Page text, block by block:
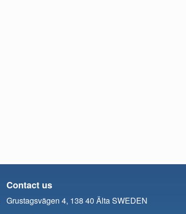
Contact us
Grustagsvägen 4, 138 40 Älta SWEDEN